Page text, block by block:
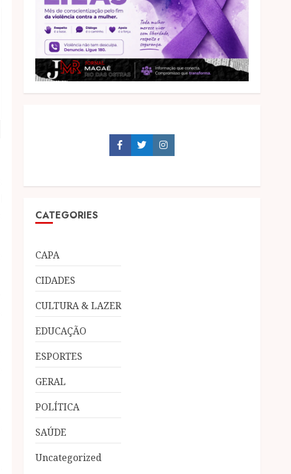
Facebook
TwitterInstagram
CATEGORIES
CAPA
CIDADES
CULTURA & LAZER
EDUCAÇÃO
ESPORTES
GERAL
POLÍTICA
SAÚDE
Uncategorized